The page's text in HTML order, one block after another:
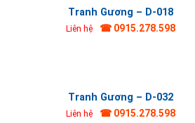
Tranh Gương – D-018
Liên hệ ☎ 0915.278.598
Tranh Gương – D-032
Liên hệ ☎ 0915.278.598